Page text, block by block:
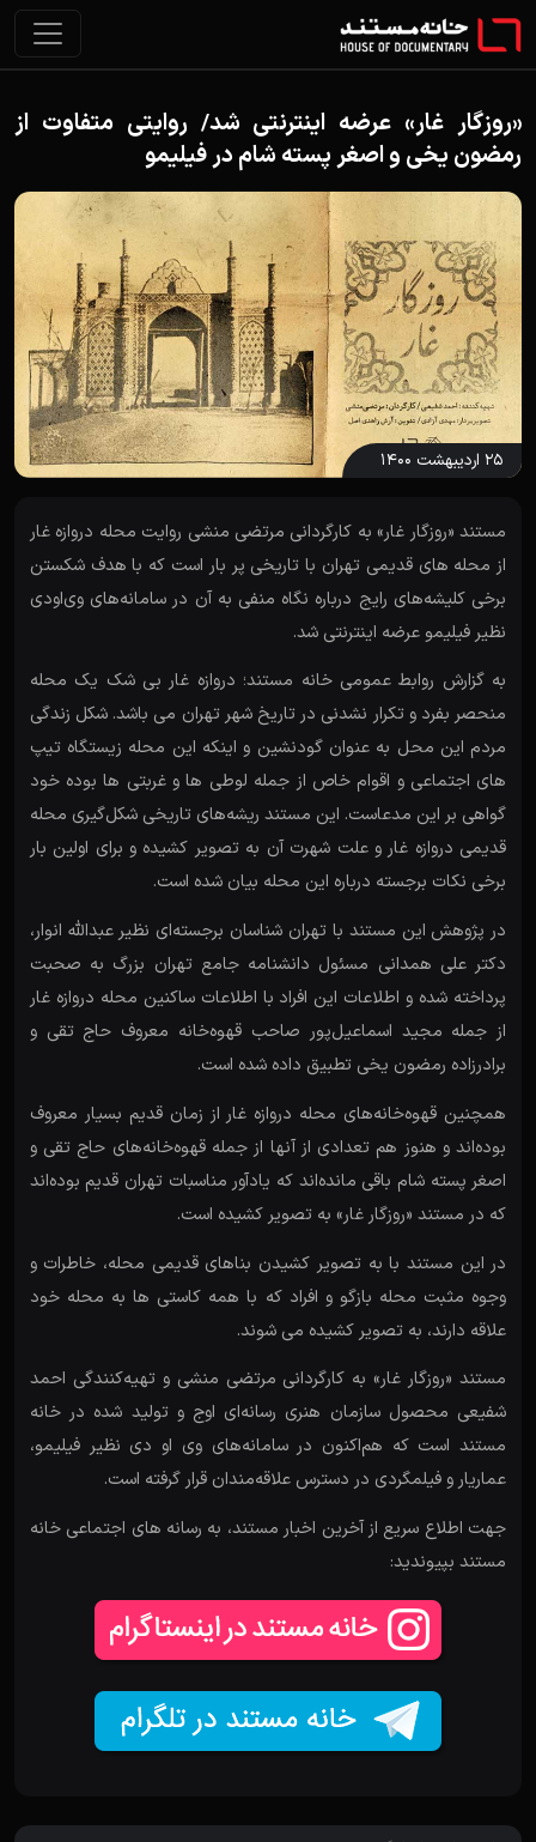
«روزگار غار» عرضه اینترنتی شد/ روایتی متفاوت از
رمضون یخی و اصغر پسته شام در فیلیمو
۲۵ اردیبهشت ۱۴۰۰
مستند «روزگار غار» به کارگردانی مرتضی منشی روایت محله دروازه غار
از محله های قدیمی تهران با تاریخی پر بار است که با هدف شکستن
برخی کلیشه‌های رایج درباره نگاه منفی به آن در سامانه‌های وی‌اودی
نظیر فیلیمو عرضه اینترنتی شد.
به گزارش روابط عمومی خانه مستند؛ دروازه غار بی شک یک محله
منحصر بفرد و تکرار نشدنی در تاریخ شهر تهران می باشد. شکل زندگی
مردم این محل به عنوان گودنشین و اینکه این محله زیستگاه تیپ
های اجتماعی و اقوام خاص از جمله لوطی ها و غربتی ها بوده خود
گواهی بر این مدعاست. این مستند ریشه‌های تاریخی شکل‌گیری محله
قدیمی دروازه غار و علت شهرت آن به تصویر کشیده و برای اولین بار
برخی نکات برجسته درباره این محله بیان شده است.
در پژوهش این مستند با تهران شناسان برجسته‌ای نظیر عبدالله انوار،
دکتر علی همدانی مسئول دانشنامه جامع تهران بزرگ به صحبت
پرداخته شده و اطلاعات این افراد با اطلاعات ساکنین محله دروازه غار
از جمله مجید اسماعیل‌پور صاحب قهوه‌خانه معروف حاج تقی و
برادرزاده رمضون یخی تطبیق داده شده است.
همچنین قهوه‌خانه‌های محله دروازه غار از زمان قدیم بسیار معروف
بوده‌اند و هنوز هم تعدادی از آنها از جمله قهوه‌خانه‌های حاج تقی و
اصغر پسته شام باقی مانده‌اند که یادآور مناسبات تهران قدیم بوده‌اند
که در مستند «روزگار غار» به تصویر کشیده است.
در این مستند با به تصویر کشیدن بناهای قدیمی محله، خاطرات و
وجوه مثبت محله بازگو و افراد که با همه کاستی ها به محله خود
علاقه دارند، به تصویر کشیده می شوند.
مستند «روزگار غار» به کارگردانی مرتضی منشی و تهیه‌کنندگی احمد
شفیعی محصول سازمان هنری رسانه‌ای اوج و تولید شده در خانه
مستند است که هم‌اکنون در سامانه‌های وی او دی نظیر فیلیمو،
عماریار و فیلمگردی در دسترس علاقه‌مندان قرار گرفته است.
جهت اطلاع سریع از آخرین اخبار مستند، به رسانه های اجتماعی خانه
مستند بپیوندید: